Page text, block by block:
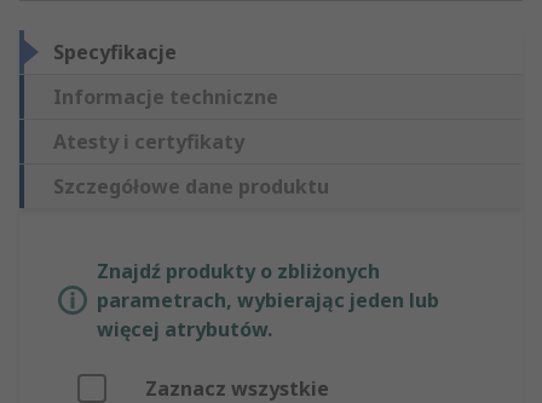
Specyfikacje
Informacje techniczne
Atesty i certyfikaty
Szczegółowe dane produktu
Znajdź produkty o zbliżonych
parametrach, wybierając jeden lub
więcej atrybutów.
Zaznacz wszystkie